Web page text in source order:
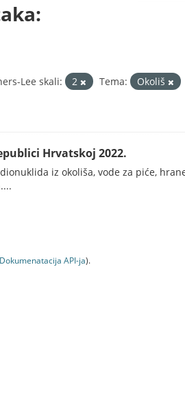
Lee skali: 2 Tema: Okoliš
Hrvatskoj 2022.
iz okoliša, vode za piće,
Dokumenаtаcijа API-jа).